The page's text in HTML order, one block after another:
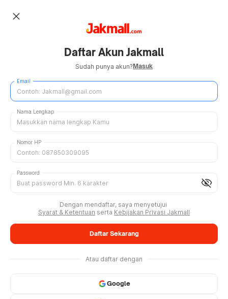
close
Daftar Akun Jakmall
Sudah punya akun?Masuk
Email
Nama Lengkap
Nomor HP
visibility_off
Password
Dengan mendaftar, saya menyetujui
Syarat & Ketentuan serta Kebijakan Privasi Jakmall
Daftar Sekarang
Atau daftar dengan
Google